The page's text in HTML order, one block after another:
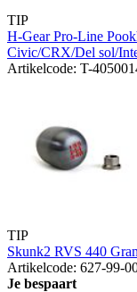
TIP
H-Gear Pro-Line
Civic/CRX/Del sol/
Artikelcode: T-
TIP
Skunk2 RVS 440
Artikelcode: 627-99-
Je bespaart